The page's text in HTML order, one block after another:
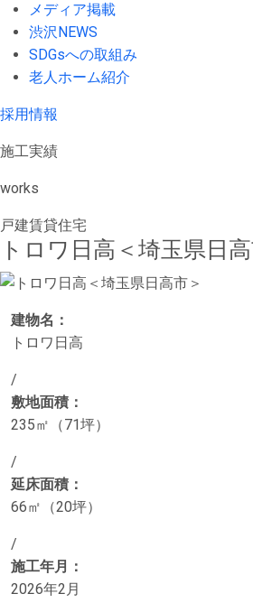
メディア掲載
渋沢NEWS
SDGsへの取組み
老人ホーム紹介
採用情報
施工実績
works
戸建賃貸住宅
トロワ日高＜埼玉県日高
建物名：
トロワ日高
/
敷地面積：
235㎡（71坪）
/
延床面積：
66㎡（20坪）
/
施工年月：
2026年2月